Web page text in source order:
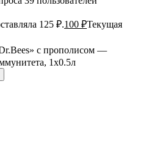
125 ₽.100 ₽Текущая
с прополисом —
1x0.5л